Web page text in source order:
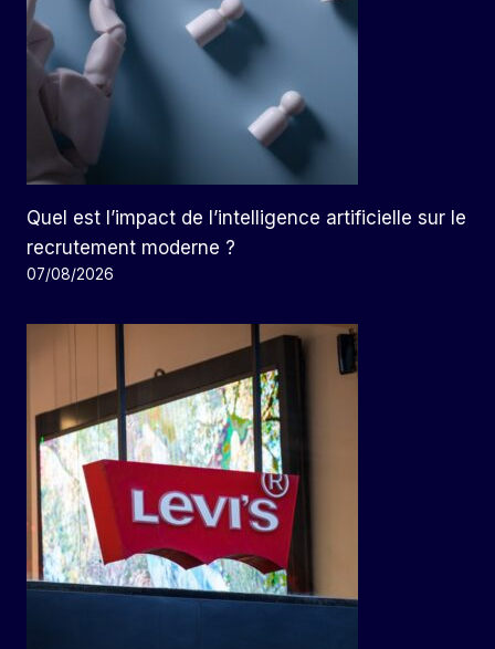
Quel est l’impact de l’intelligence artificielle sur le
recrutement moderne ?
07/08/2026